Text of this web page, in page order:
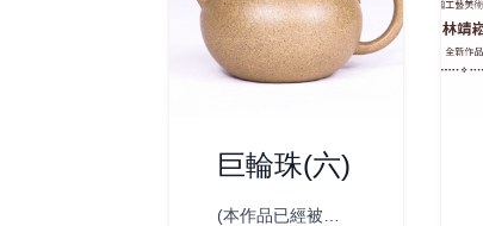
巨輪珠(六)
(本作品已經被私